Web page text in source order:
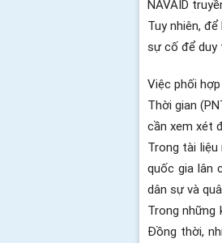
NAVAID
Tuy nhiên,
sự cố để duy
Việc phối
Thời gian
cần xem xét
Trong tài
quốc gia lân
dân sự và
Trong những
Đồng thời,